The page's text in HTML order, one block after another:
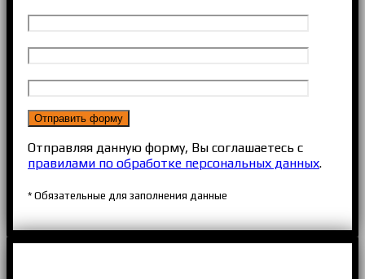
Отправляя данную форму, Вы соглашаетесь с
правилами по обработке персональных данных.
* Обязательные для заполнения данные